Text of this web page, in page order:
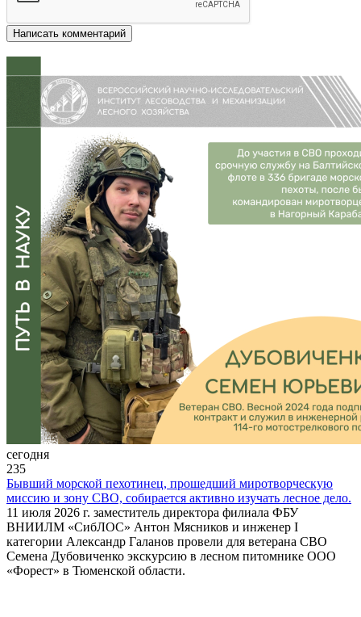
Написать комментарий
сегодня
235
Бывший морской пехотинец, прошедший миротворческую
миссию и зону СВО, собирается активно изучать лесное дело.
11 июля 2026 г. заместитель директора филиала ФБУ
ВНИИЛМ «СибЛОС» Антон Мясников и инженер I
категории Александр Галанов провели для ветерана СВО
Семена Дубовиченко экскурсию в лесном питомнике ООО
«Форест» в Тюменской области.